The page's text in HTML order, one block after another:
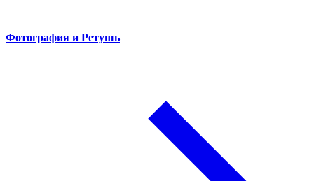
Фотография и Ретушь